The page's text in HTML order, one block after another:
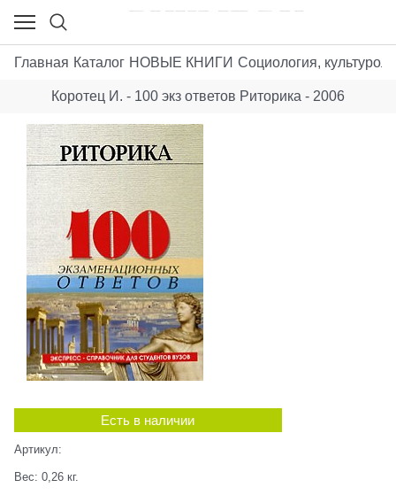
Главная Каталог НОВЫЕ КНИГИ Социология,
Коротец И. - 100 экз ответов Риторика - 2006
Есть в наличии
Артикул:
Вес: 0,26 кг.